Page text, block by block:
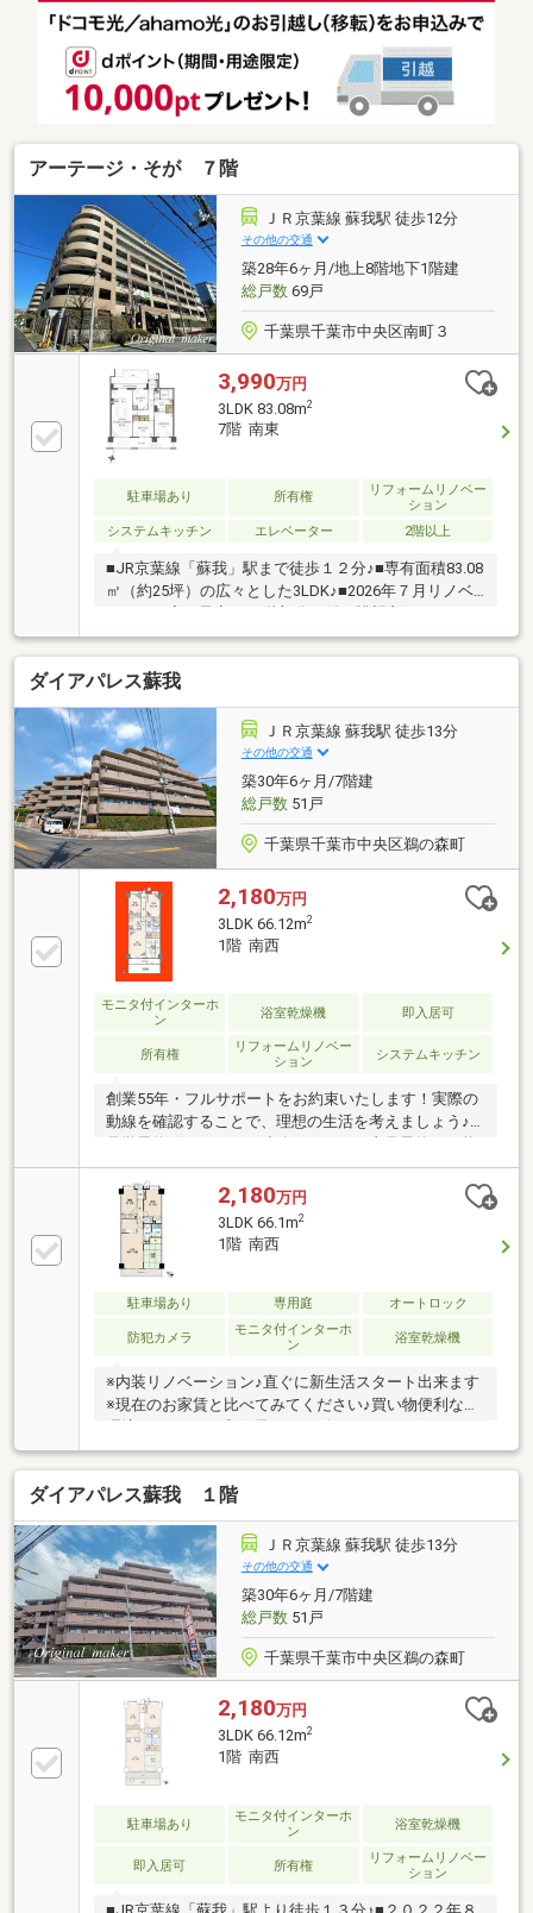
からの出発、お迎えの中からお選び下さい♪■頭金0円
ーン相談もその場でOK！ローンに関する、ご不安お悩
みすべてご相談ください！他に借り入れがある方や、
諸費用がない方等々住宅ローンに関するお悩みを、実
アーテージ・そが ７階
ＪＲ京葉線 蘇我駅 徒歩12分
その他の交通
築28年6ヶ月/地上8階地下1階建
総戸数69戸
千葉県千葉市中央区南町３
3,990万円
3LDK 83.08m2
7階 南東
駐車場あり 所有権
リフォームリノベー
ション
システムキッチン
エレベーター 2階以上
■JR京葉線「蘇我」駅まで徒歩１２分♪■専有面積83.08
㎡（約25坪）の広々とした3LDK♪■2026年７月リノベ
ーション完了予定♪■７階部分に付き眺望良好です
♪■2026年3月大規模修繕工事実施済み♪■小・中学校徒
歩10分以内♪■スーパー・コンビニ・ドラッグストア徒
歩圏内♪■購入後もサポート♪充実した保証サービス付
き♪地域密着だからこその知識と情報量で お客
様にぴったりの物件をご紹介致します♪
ダイアパレス蘇我
ＪＲ京葉線 蘇我駅 徒歩13分
その他の交通
築30年6ヶ月/7階建
総戸数51戸
千葉県千葉市中央区鵜の森町
2,180万円
3LDK 66.12m2
1階 南西
モニタ付インターホ
ン
浴室乾燥機 即入居可
所有権
リフォームリノベー
ション
システムキッチン
創業55年・フルサポートをお約束いたします！実際の
動線を確認することで、理想の生活を考えましょう♪
です・物件おすすめポイント・□大画面ＴＶも余裕、
インテリアプランが考えやすいワイドなリビング■お
子様のお留守番にも安心、訪問者を確認できるＴＶモ
ニタ・インタホン付き□全居室収納付きで「自分の物
は自分でしまう」が自然に身に付く間取り■浴室には
浴室乾燥機つき、湿気を排しカビ防止に大活躍。冬季
のヒートショック緩和に
2,180万円
3LDK 66.1m2
1階 南西
駐車場あり 専用庭 オートロック
防犯カメラ
モニタ付インターホ
ン
浴室乾燥機
※内装リノベーション♪直ぐに新生活スタート出来ます
※現在のお家賃と比べてみてください♪買い物便利な住
ア・フィットネスジム徒歩５分圏内にございます※
ダイアパレス蘇我 １階
ＪＲ京葉線 蘇我駅 徒歩13分
その他の交通
築30年6ヶ月/7階建
総戸数51戸
千葉県千葉市中央区鵜の森町
2,180万円
3LDK 66.12m2
1階 南西
駐車場あり
モニタ付インターホ
ン
浴室乾燥機
即入居可 所有権
リフォームリノベー
ション